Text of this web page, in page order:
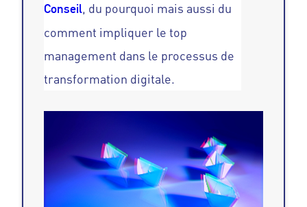
Conseil, du pourquoi mais aussi du
comment impliquer le top
management dans le processus de
transformation digitale.